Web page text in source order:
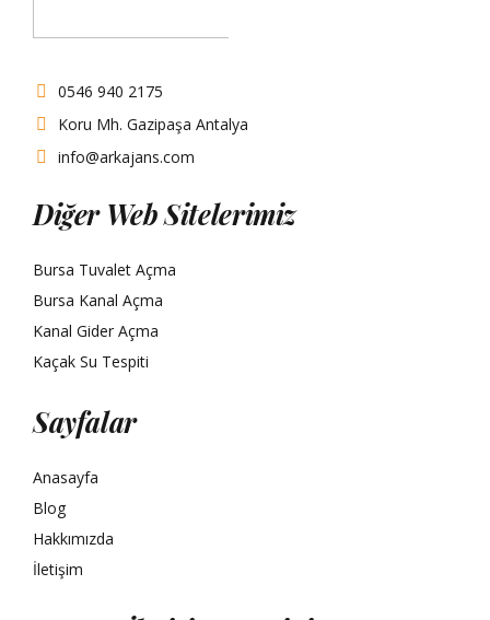
0546 940 2175
Koru Mh. Gazipaşa Antalya
info@arkajans.com
Diğer Web Sitelerimiz
Bursa Tuvalet Açma
Bursa Kanal Açma
Kanal Gider Açma
Kaçak Su Tespiti
Sayfalar
Anasayfa
Blog
Hakkımızda
İletişim